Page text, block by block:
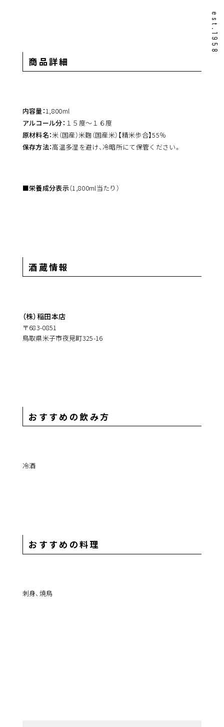
est.1958
商品詳細
内容量：1,800ml
アルコール分： １５度～１６度
原材料名：米（国産）米麴（国産米）【精米歩合】55％
保存方法：高温多湿を避け、冷暗所にて保管ください。
■栄養成分表示（1,800ml当たり）
酒蔵情報
（株）稲田本店
〒683-0851
鳥取県米子市夜見町325-16
おすすめの飲み方
冷酒
おすすめの料理
刺身、焼鳥